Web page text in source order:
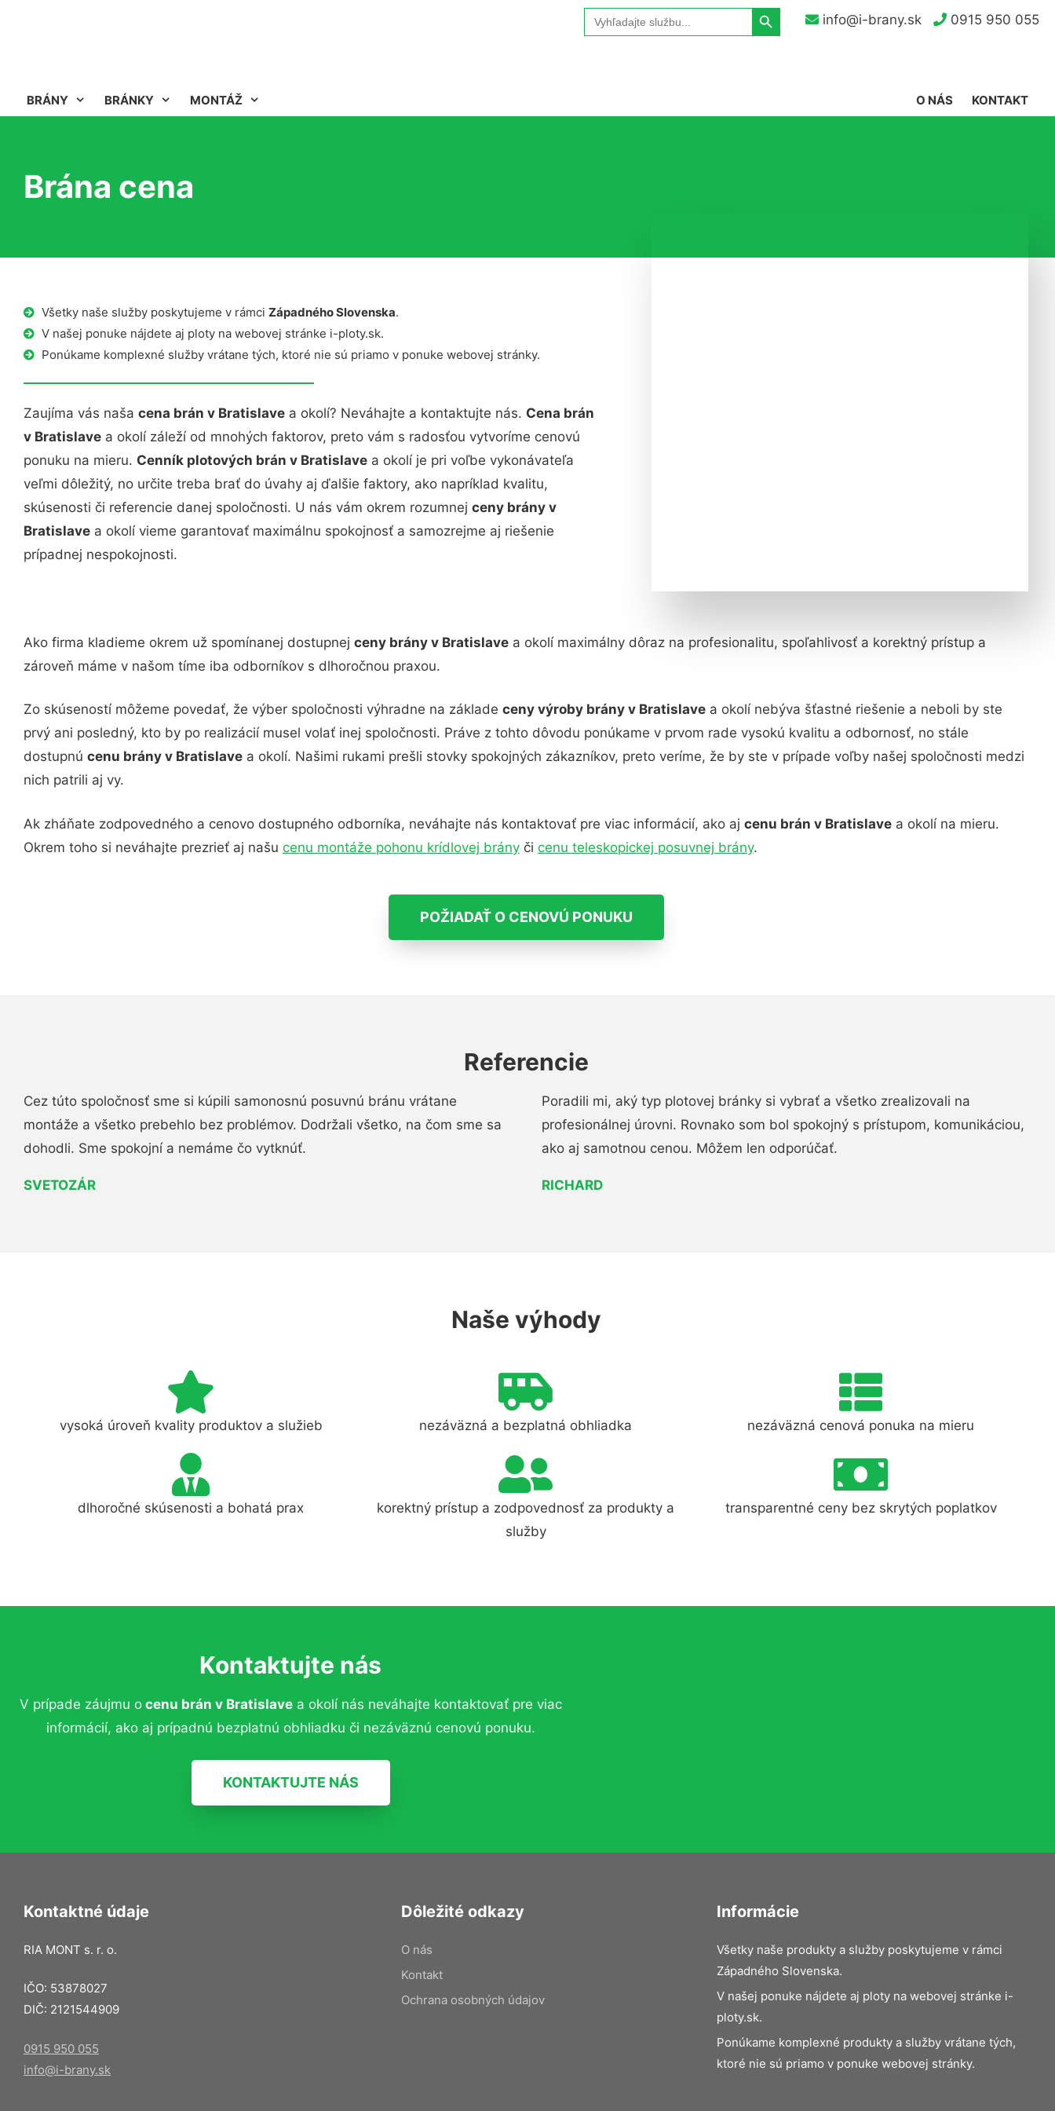
info@i-brany.sk 0915 950 055
Search
for:
Search Button
BRÁNY BRÁNKY MONTÁŽ KONTAKT
O NÁS
Brána cena
Všetky naše služby poskytujeme v rámci Západného Slovenska.
V našej ponuke nájdete aj ploty na webovej stránke i-ploty.sk.
Ponúkame komplexné služby vrátane tých, ktoré nie sú priamo v ponuke webovej stránky.
Zaujíma vás naša cena brán v Bratislave a okolí? Neváhajte a kontaktujte nás. Cena brán
v Bratislave a okolí záleží od mnohých faktorov, preto vám s radosťou vytvoríme cenovú
ponuku na mieru. Cenník plotových brán v Bratislave a okolí je pri voľbe vykonávateľa
veľmi dôležitý, no určite treba brať do úvahy aj ďalšie faktory, ako napríklad kvalitu,
skúsenosti či referencie danej spoločnosti. U nás vám okrem rozumnej ceny brány v
Bratislave a okolí vieme garantovať maximálnu spokojnosť a samozrejme aj riešenie
prípadnej nespokojnosti.
Ako firma kladieme okrem už spomínanej dostupnej ceny brány v Bratislave a okolí maximálny dôraz na profesionalitu, spoľahlivosť a korektný prístup a
zároveň máme v našom tíme iba odborníkov s dlhoročnou praxou.
Zo skúseností môžeme povedať, že výber spoločnosti výhradne na základe ceny výroby brány v Bratislave a okolí nebýva šťastné riešenie a neboli by ste
prvý ani posledný, kto by po realizácií musel volať inej spoločnosti. Práve z tohto dôvodu ponúkame v prvom rade vysokú kvalitu a odbornosť, no stále
dostupnú cenu brány v Bratislave a okolí. Našimi rukami prešli stovky spokojných zákazníkov, preto veríme, že by ste v prípade voľby našej spoločnosti medzi
nich patrili aj vy.
Ak zháňate zodpovedného a cenovo dostupného odborníka, neváhajte nás kontaktovať pre viac informácií, ako aj cenu brán v Bratislave a okolí na mieru.
Okrem toho si neváhajte prezrieť aj našu cenu montáže pohonu krídlovej brány či cenu teleskopickej posuvnej brány.
POŽIADAŤ O CENOVÚ PONUKU
Referencie
Cez túto spoločnosť sme si kúpili samonosnú posuvnú bránu vrátane
montáže a všetko prebehlo bez problémov. Dodržali všetko, na čom sme sa
dohodli. Sme spokojní a nemáme čo vytknúť.
SVETOZÁR
Poradili mi, aký typ plotovej bránky si vybrať a všetko zrealizovali na
profesionálnej úrovni. Rovnako som bol spokojný s prístupom, komunikáciou,
ako aj samotnou cenou. Môžem len odporúčať.
RICHARD
Naše výhody
vysoká úroveň kvality produktov a služieb nezáväzná a bezplatná obhliadka nezáväzná cenová ponuka na mieru
dlhoročné skúsenosti a bohatá prax
korektný prístup a zodpovednosť za produkty a
služby
transparentné ceny bez skrytých poplatkov
Kontaktujte nás
V prípade záujmu ocenu brán v Bratislavea okolí nás neváhajte kontaktovať pre viac
informácií, ako aj prípadnú bezplatnú obhliadku či nezáväznú cenovú ponuku.
KONTAKTUJTE NÁS
Kontaktné údaje
RIA MONT s. r. o.
IČO: 53878027
DIČ: 2121544909
0915 950 055
info@i-brany.sk
Dôležité odkazy
O nás
Kontakt
Ochrana osobných údajov
Informácie
Všetky naše produkty a služby poskytujeme v rámci
Západného Slovenska.
V našej ponuke nájdete aj ploty na webovej stránke i-
ploty.sk.
Ponúkame komplexné produkty a služby vrátane tých,
ktoré nie sú priamo v ponuke webovej stránky.